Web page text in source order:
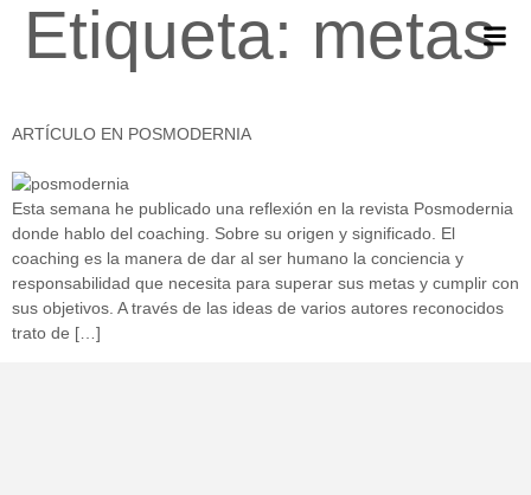
Etiqueta: metas
ARTÍCULO EN POSMODERNIA
Esta semana he publicado una reflexión en la revista Posmodernia
donde hablo del coaching. Sobre su origen y significado. El
coaching es la manera de dar al ser humano la conciencia y
responsabilidad que necesita para superar sus metas y cumplir con
sus objetivos. A través de las ideas de varios autores reconocidos
trato de […]